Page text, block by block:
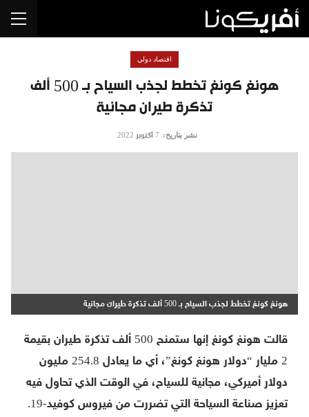
هونغ كونغ تخطط لجذب السياح بـ 500 ألف
تذكرة طيران مجانية
اقتصاد دولي
نشر بتاريخ: 7 أكتوبر 2022
هونغ كونغ تخطط لجذب السياح بـ 500 ألف تذكرة طيران مجانية
قالت هونغ كونغ إنها ستمنح 500 ألف تذكرة طيران بقيمة
2 مليار “دولار هونغ كونغ”، أي ما يعادل 254.8 مليون
دولار أميركي، مجانية للسياح، في الوقت الذي تحاول فيه
تعزيز صناعة السياحة التي تضررت من فيروس كوفيد-19.